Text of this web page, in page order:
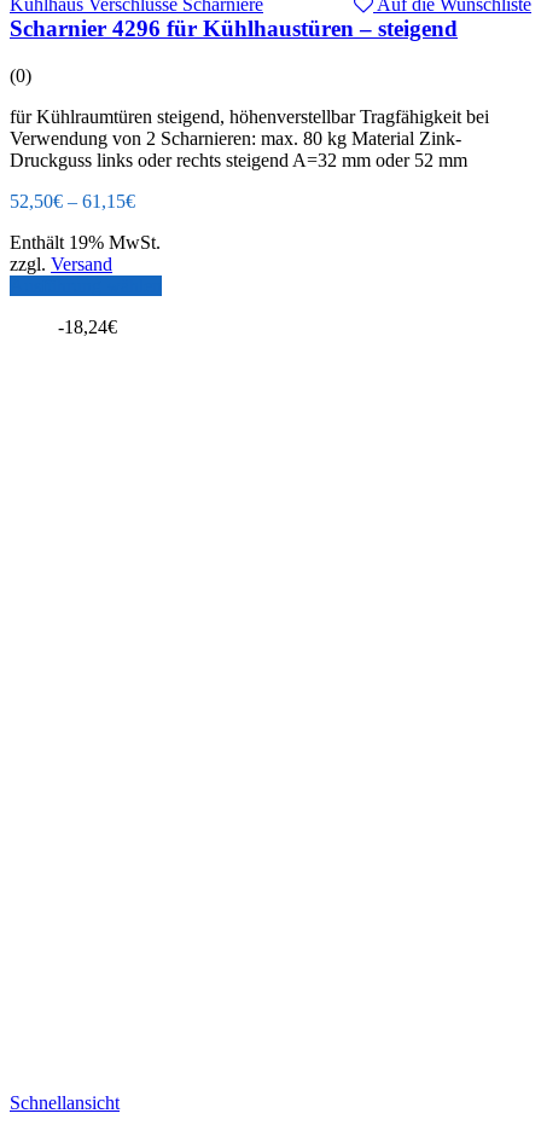
Kühlhaus Verschlüsse Scharniere Auf die Wunschliste
Scharnier 4296 für Kühlhaustüren – steigend
(0)
für Kühlraumtüren steigend, höhenverstellbar Tragfähigkeit bei
Verwendung von 2 Scharnieren: max. 80 kg Material Zink-
Druckguss links oder rechts steigend A=32 mm oder 52 mm
52,50€ – 61,15€
Enthält 19% MwSt.
zzgl. Versand
-18,24€
Schnellansicht